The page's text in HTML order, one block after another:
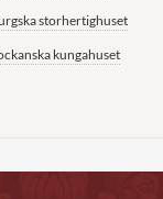
storhertighuset
kungahuset